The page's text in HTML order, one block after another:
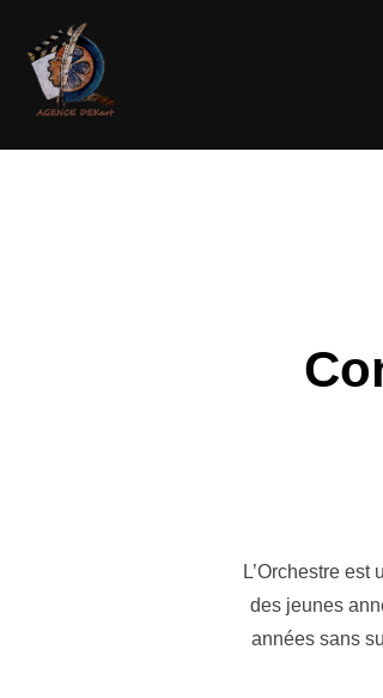
L’Orchestre
des jeunes
années sans